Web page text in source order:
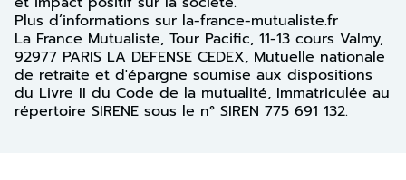
Plus d’informations sur la-france-mutualiste.fr
La France Mutualiste, Tour Pacific, 11-13 cours Valmy,
92977 PARIS LA DEFENSE CEDEX, Mutuelle nationale
de retraite et d'épargne soumise aux dispositions
du Livre II du Code de la mutualité, Immatriculée au
répertoire SIRENE sous le n° SIREN 775 691 132.